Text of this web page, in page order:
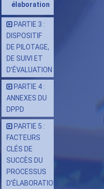
élaboration
PARTIE 3 :
DISPOSITIF
DE PILOTAGE,
DE SUIVI ET
D’ÉVALUATION
PARTIE 4 :
ANNEXES DU
DPPD
PARTIE 5 :
FACTEURS
CLÉS DE
SUCCÈS DU
PROCESSUS
D’ÉLABORATION